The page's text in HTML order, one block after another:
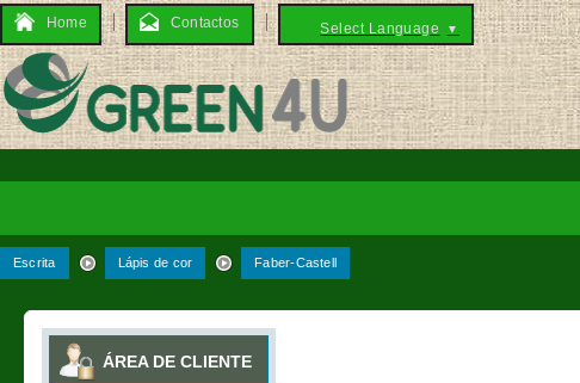
Home Contactos Select Language ▼
Escrita Lápis de cor Faber-Castell
ÁREA DE CLIENTE